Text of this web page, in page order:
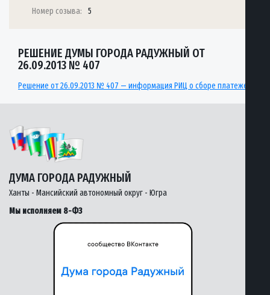
Номер созыва:
5
РЕШЕНИЕ ДУМЫ ГОРОДА РАДУЖНЫЙ ОТ
26.09.2013 № 407
Решение от 26.09.2013 № 407 — информация РИЦ о сборе платежей
ДУМА ГОРОДА РАДУЖНЫЙ
Ханты - Мансийский автономный округ - Югра
Мы исполняем 8-ФЗ